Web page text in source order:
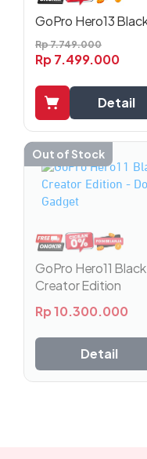
GoPro Hero13
Rp7.749.000
Rp7.499.000
Detail
Out of Stock
GoPro Hero11 Black
Creator Edition
Rp10.300.000
Detail